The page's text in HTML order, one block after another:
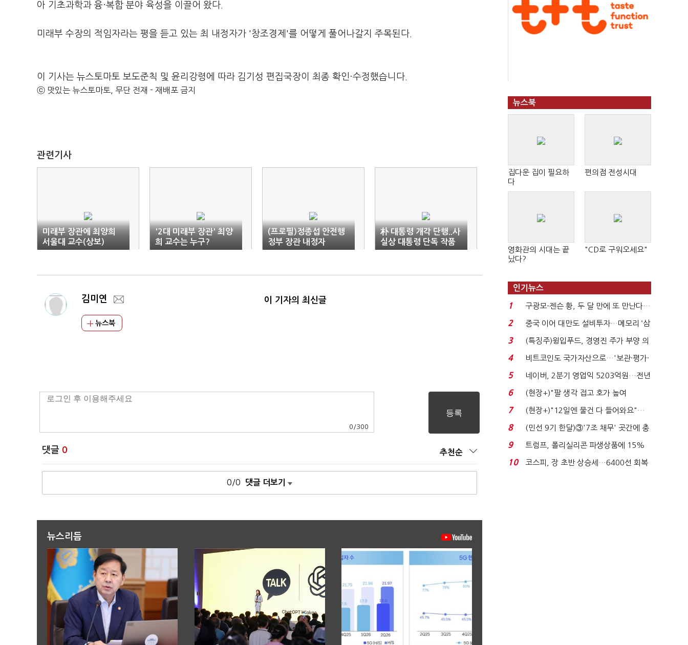
아 기초과학과 융·복합 분야 육성을 이끌어 왔다.
미래부 수장의 적임자라는 평을 듣고 있는 최 내정자가 '창조경제'를 어떻게 풀어나갈지 주목된다.
이 기사는 뉴스토마토 보도준칙 및 윤리강령에 따라 김기성 편집국장이 최종 확인·수정했습니다.
ⓒ 맛있는 뉴스토마토, 무단 전재 - 재배포 금지
관련기사
미래부 장관에 최양희
서울대 교수(상보)
'2대 미래부 장관' 최양
희 교수는 누구?
(프로필)정종섭 안전행
정부 장관 내정자
朴 대통령 개각 단행..사
실상 대통령 단독 작품
(종합)
김미연
뉴스북
이 기자의 최신글
0 /300
댓글 0 추천순
0/0 댓글 더보기
뉴스리듬
뉴스북
집다운 집이 필요하
다
편의점 전성시대
영화관의 시대는 끝
났다?
"CD로 구워오세요"
인기뉴스
1
구광모-젠슨 황, 두 달 만에 또 만난다…
로봇·AI 등 논...
2
중국 이어 대만도 설비투자…메모리 ‘삼
국전쟁’
3
(특징주)윙입푸드, 경영진 주가 부양 의
지에 상한가...
4
비트코인도 국가자산으로…'보관·평가·
처분' 기준은 ...
5
네이버, 2분기 영업익 5203억원…전년
비 0.2% 감소...
6
(현장+)"팔 생각 접고 호가 높여
요"…'덜 똘똘한 한 채' 20...
7
(현장+)"12일엔 물건 다 들어와요"…
빈 매대 채우며 문 연 ...
8
(민선 9기 한달)③'7조 채무' 곳간에 충
격…추미애, 20년...
9
트럼프, 폴리실리콘 파생상품에 15%
관세…"미 산업 재건"...
10
코스피, 장 초반 상승세…6400선 회복